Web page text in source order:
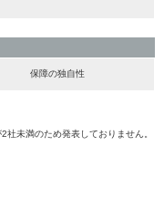
保障の独自性
未満のため発表しておりません。